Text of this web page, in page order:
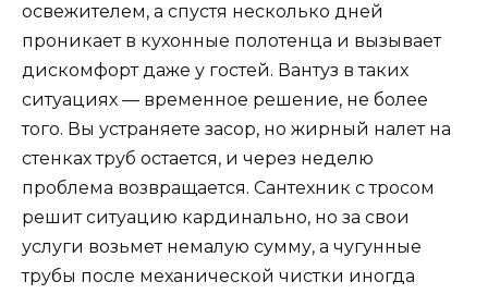
освежителем, а спустя несколько дней
проникает в кухонные полотенца и вызывает
дискомфорт даже у гостей. Вантуз в таких
ситуациях — временное решение, не более
того. Вы устраняете засор, но жирный налет на
стенках труб остается, и через неделю
проблема возвращается. Сантехник с тросом
решит ситуацию кардинально, но за свои
услуги возьмет немалую сумму, а чугунные
трубы после механической чистки иногда